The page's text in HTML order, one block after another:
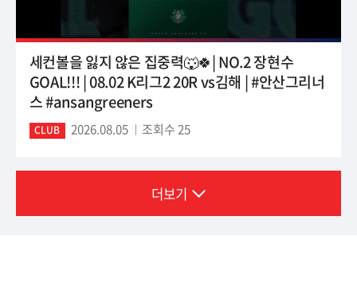
세컨볼을 잃지 않은 집중력🐺🍀| NO.2 장현수
GOAL!!! | 08.02 K리그2 20R vs김해 | #안산그리너
스 #ansangreeners
CLUB 2026.08.05 조회수 25
더보기